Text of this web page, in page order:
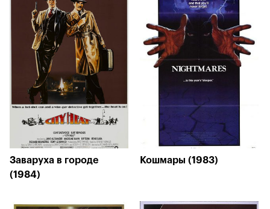
Заваруха в городе
(1984)
Кошмары (1983)